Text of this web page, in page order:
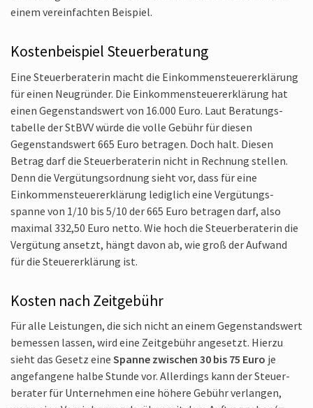
einem verein­fachten Beispiel.
Kostenbeispiel Steuer­beratung
Eine Steuer­beraterin macht die Einkommen­steuer­erklärung
für einen Neugründer. Die Einkommen­steuer­erklärung hat
einen Gegen­standswert von 16.000 Euro. Laut Beratungs­
tabelle der StBVV würde die volle Gebühr für diesen
Gegenstands­wert 665 Euro betragen. Doch halt. Diesen
Betrag darf die Steuer­beraterin nicht in Rechnung stellen.
Denn die Vergütungs­ordnung sieht vor, dass für eine
Einkommen­steuer­erklärung lediglich eine Vergütungs­
spanne von 1/10 bis 5/10 der 665 Euro betragen darf, also
maximal 332,50 Euro netto. Wie hoch die Steuer­beraterin die
Vergütung ansetzt, hängt davon ab, wie groß der Aufwand
für die Steuer­erklärung ist.
Kosten nach Zeitgebühr
Für alle Leistungen, die sich nicht an einem Gegenstands­wert
bemessen lassen, wird eine Zeit­gebühr angesetzt. Hierzu
sieht das Gesetz eine Spanne zwischen 30 bis 75 Euro je
angefangene halbe Stunde vor. Allerdings kann der Steuer­
berater für Unternehmen eine höhere Gebühr verlangen,